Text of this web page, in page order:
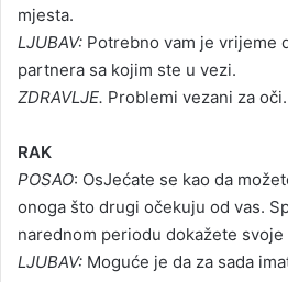
mjesta.
LJUBAV: Potrebno vam je vrijeme
partnera sa kojim ste u vezi.
ZDRAVLJE. Problemi vezani za oči.
RAK
POSAO: OsJećate se kao da
onoga što drugi očekuju od vas.
narednom periodu dokažete
LJUBAV: Moguće je da za sada